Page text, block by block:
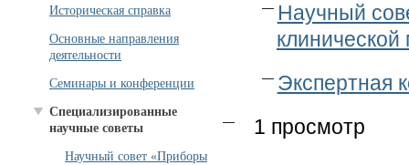
Научный
Экспертная
1 просмотр
Историческая справка
Основные направления
деятельности
Семинары и конференции
Специализированные
научные советы
Научный совет «Приборы